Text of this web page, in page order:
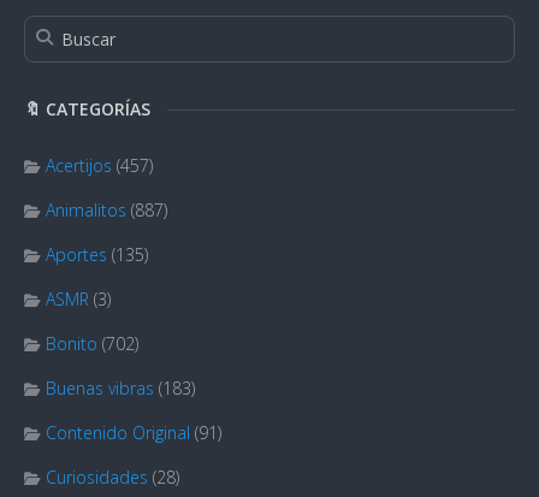
🔖 CATEGORÍAS
Acertijos (457)
Animalitos (887)
Aportes (135)
ASMR (3)
Bonito (702)
Buenas vibras (183)
Contenido Original (91)
Curiosidades (28)